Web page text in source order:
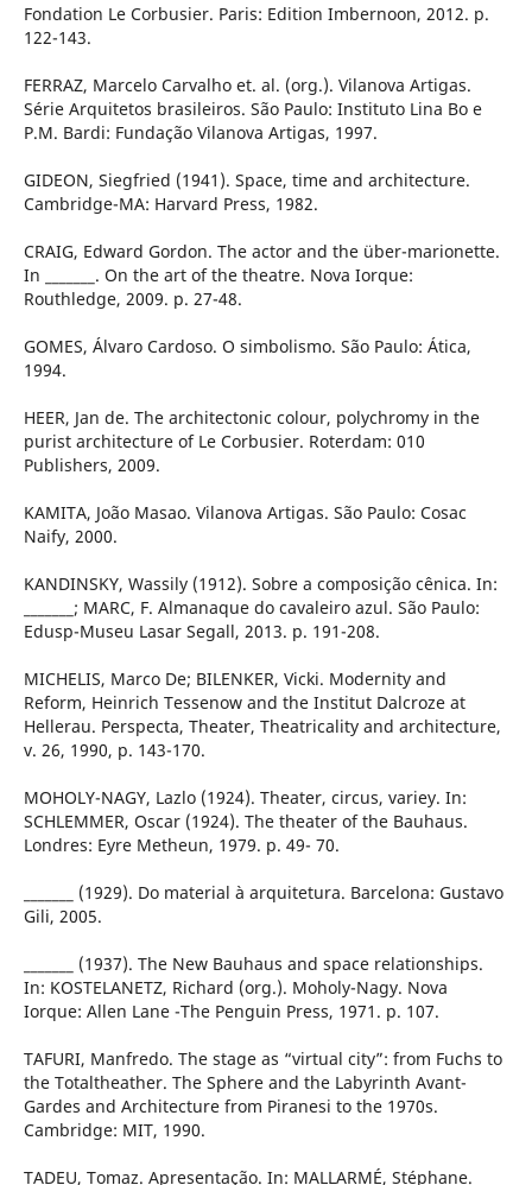
Fondation Le Corbusier. Paris: Edition Imbernoon, 2012. p.
122-143.
FERRAZ, Marcelo Carvalho et. al. (org.). Vilanova Artigas.
Série Arquitetos brasileiros. São Paulo: Instituto Lina Bo e
P.M. Bardi: Fundação Vilanova Artigas, 1997.
GIDEON, Siegfried (1941). Space, time and architecture.
Cambridge-MA: Harvard Press, 1982.
CRAIG, Edward Gordon. The actor and the über-marionette.
In _______. On the art of the theatre. Nova Iorque:
Routhledge, 2009. p. 27-48.
GOMES, Álvaro Cardoso. O simbolismo. São Paulo: Ática,
1994.
HEER, Jan de. The architectonic colour, polychromy in the
purist architecture of Le Corbusier. Roterdam: 010
Publishers, 2009.
KAMITA, João Masao. Vilanova Artigas. São Paulo: Cosac
Naify, 2000.
KANDINSKY, Wassily (1912). Sobre a composição cênica. In:
_______; MARC, F. Almanaque do cavaleiro azul. São Paulo:
Edusp-Museu Lasar Segall, 2013. p. 191-208.
MICHELIS, Marco De; BILENKER, Vicki. Modernity and
Reform, Heinrich Tessenow and the Institut Dalcroze at
Hellerau. Perspecta, Theater, Theatricality and architecture,
v. 26, 1990, p. 143-170.
MOHOLY-NAGY, Lazlo (1924). Theater, circus, variey. In:
SCHLEMMER, Oscar (1924). The theater of the Bauhaus.
Londres: Eyre Metheun, 1979. p. 49- 70.
_______ (1929). Do material à arquitetura. Barcelona: Gustavo
Gili, 2005.
_______ (1937). The New Bauhaus and space relationships.
In: KOSTELANETZ, Richard (org.). Moholy-Nagy. Nova
Iorque: Allen Lane -The Penguin Press, 1971. p. 107.
TAFURI, Manfredo. The stage as “virtual city”: from Fuchs to
the Totaltheather. The Sphere and the Labyrinth Avant-
Gardes and Architecture from Piranesi to the 1970s.
Cambridge: MIT, 1990.
TADEU, Tomaz. Apresentação. In: MALLARMÉ, Stéphane.